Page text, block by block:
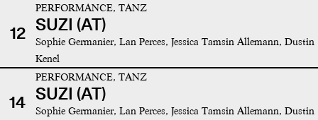
12
PERFORMANCE, TANZ
SUZI (AT)
Sophie Germanier, Lan Perces, Jessica Tamsin Allemann, Dustin
Kenel
14
PERFORMANCE, TANZ
SUZI (AT)
Sophie Germanier, Lan Perces, Jessica Tamsin Allemann, Dustin